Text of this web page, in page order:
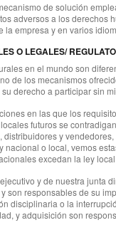
de solución
adversos a los derechos
la empresa y en varios
O LEGALES/
en el mundo son
de los mecanismos
derecho a participar sin
en las que los
futuros se
distribuidores y
nacional o local, vemos
excedan la ley
y de nuestra junta
son responsables de su
disciplinaria o la
y adquisición son